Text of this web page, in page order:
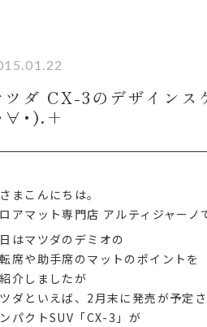
ツダ CX-3のデザイン
∀･).+
まこんにちは。
アマット専門店 アルティジャーノ
はマツダのデミオの
席や助手席のマットのポイントを
介しましたが
ダといえば、2月末に発売が予定
パクトSUV「CX-3」が